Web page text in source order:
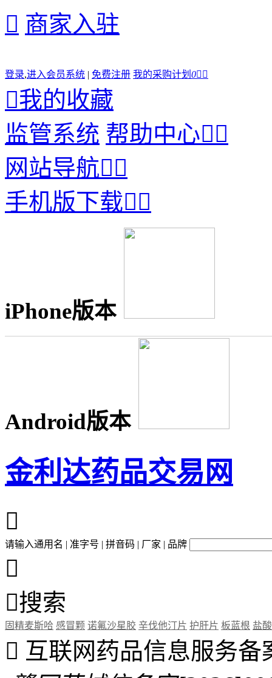
 商家入驻
登录,进入会员系统 | 免费注册 我的采购计划 0 
我的收藏
监管系统 帮助中心
网站导航
手机版下载
iPhone版本
Android版本
金利达药品交易网

请输入通用名 | 准字号 | 拼音码 | 厂家 | 品牌

搜索
固精麦斯哈 感冒颗 诺氟沙星胶 辛伐他汀片 护肝片 板蓝根 盐
 互联网药品信息服务备